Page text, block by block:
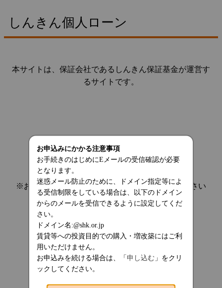
しんきん個人ローン
本サイトは、保証会社であるしんきん保証基金が運営す
るサイトです。
※お手続きを中断する場合は、画面を閉じてください
お申込みにかかる注意事項
お手続きのはじめにEメールの受信確認が必要
となります。
迷惑メール防止のために、ドメイン指定等によ
る受信制限をしている場合は、以下のドメイン
からのメールを受信できるように設定してくだ
さい。
ドメイン名:@shk.or.jp
賃貸等への投資目的での購入・増改築にはご利
用いただけません。
お申込みを続ける場合は、「申し込む 」をクリ
ックしてください。